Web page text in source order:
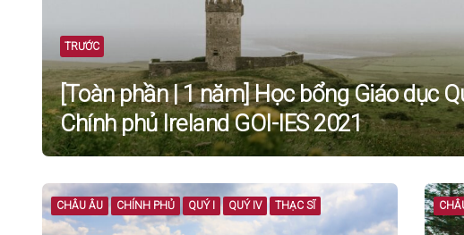
TRƯỚC
[Toàn phần | 1 năm] Học bổng Giáo dục
Chính phủ Ireland GOI-IES 2021
CHÂU ÂU CHÍNH PHỦ QUÝ I QUÝ IV THẠC SĨ